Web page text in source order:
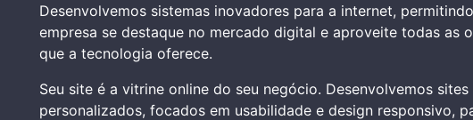
Desenvolvemos sistemas inovadores para a internet,
empresa se destaque no mercado digital e aproveite todas as
que a tecnologia oferece.
Seu site é a vitrine online do seu negócio. Desenvolvemos
personalizados, focados em usabilidade e design responsivo,